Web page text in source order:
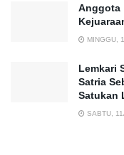
Anggota
MINGGU,
Lemkari
Satria
Satukan
SABTU,